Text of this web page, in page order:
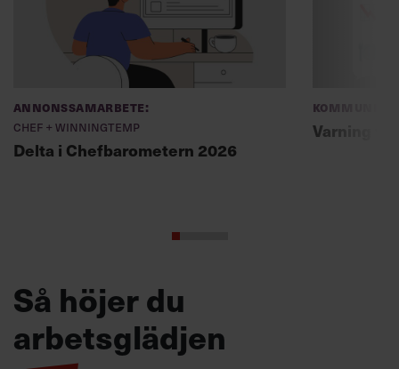
Annonssamarbete:
Chef + Winningtemp
Delta i Chefbarometern 2026
Varning
Så höjer du
arbetsglädjen